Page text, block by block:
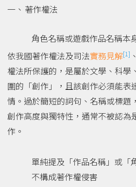
著作權法
角色名稱或遊戲作品名稱本
依我國著作權法及司法實務見解[1]
權法所保護的，是屬於文學、科學
圍的「創作」，且該創作必須能表
情。過於簡短的詞句、名稱或標題
創作高度與獨特性，通常不被認為
作。
單純提及「作品名稱」或「
不構成著作權侵害